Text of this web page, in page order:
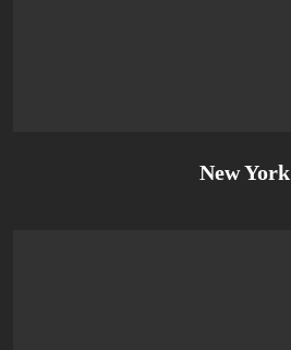
New York